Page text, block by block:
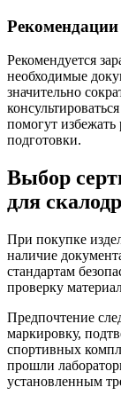
Рекомендации
Рекомендуется
необходимые
значительно
помогут
подготовки.
Выбор
для
При покупке
наличие
стандартам
проверку
Предпочтение
маркировку,
спортивных
прошли
установленным